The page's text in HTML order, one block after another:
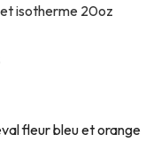
isotherme 20oz